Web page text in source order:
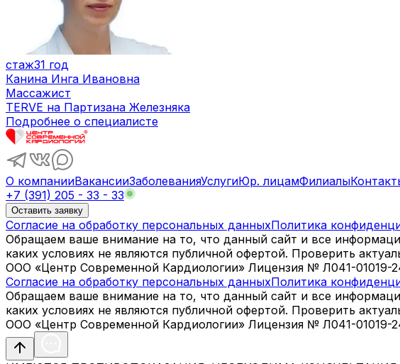
стаж31 год
Канина Инга Ивановна
Массажист
TERVE на Партизана Железняка
Подробнее о специалисте
О компанииВакансииЗаболеванияУслугиЮр. лицамФилиалы
+7 (391) 205 - 33 - 33
Оставить заявку
Согласие на обработку персональных данныхПолитика
Обращаем ваше внимание на то, что данный сайт и все
каких условиях не являются публичной офертой. Проверить
ООО «Центр Современной Кардиологии» Лицензия № Л041-01019-
Согласие на обработку персональных данныхПолитика
Обращаем ваше внимание на то, что данный сайт и все
каких условиях не являются публичной офертой. Проверить
ООО «Центр Современной Кардиологии» Лицензия № Л041-01019-